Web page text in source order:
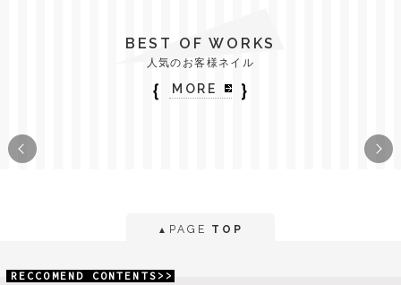
BEST OF WORKS
人気のお客様ネイル
｛ MORE ｝
▲ PAGE TOP
RECCOMEND CONTENTS>>